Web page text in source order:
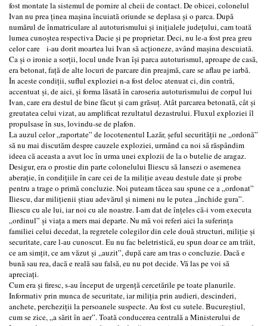
fost montate la sistemul de pornire al cheii de contact. De obicei, colonelul
Ivan nu prea ţinea maşina încuiată oriunde se deplasa şi o parca. După
numărul de înmatriculare al autoturismului şi iniţialele judeţului, cam toată
lumea cunoştea respectiva Dacie şi pe proprietar. Deci, nu le-a fost prea greu
celor care i-au dorit moartea lui Ivan să acţioneze, având maşina descuiată.
Ca şi o ironie a sorţii, locul unde Ivan îşi parca autoturismul, aproape de casă,
era betonat, faţă de alte locuri de parcare din preajmă, care se aflau pe iarbă.
În aceste condiţii, suflul exploziei n-a fost deloc atenuat ci, din contră,
accentuat şi, de aici, şi forma lăsată în caroseria autoturismului de corpul lui
Ivan, care era destul de bine făcut şi cam grăsuţ. Atât parcarea betonată, cât şi
greutatea celui vizat, au amplificat rezultatul dezastrului. Fluxul exploziei îl
propulsase în sus, lovindu-se de plafon.
La auzul celor „raportate” de locotenentul Lazăr, şeful securităţii ne „ordonă”
să nu mai discutăm despre cauzele exploziei, urmând ca noi să răspândim
ideea că aceasta a avut loc în urma unei explozii de la o butelie de aragaz.
Desigur, era o prostie din parte colonelului Iliescu să lansezi o asemenea
aberaţie, în condiţiile în care cei de la miliţie aveau destule date şi probe
pentru a trage o primă concluzie. Noi puteam tăcea sau spune ce a „ordonat”
Iliescu, dar miliţienii ştiau adevărul şi nimeni nu le putea „închide gura”.
Iliescu cu ale lui, iar noi cu ale noastre. I-am dat de înţeles că-i vom executa
„ordinul” şi viaţa a mers mai departe. Nu mă voi referi aici la suferinţa
familiei celui decedat, la regretele colegilor din cele două structuri, miliţie şi
securitate, care l-au cunoscut. Eu nu fac beletristică, eu spun doar ce am trăit,
ce am simţit, ce am văzut şi „auzit”, după care am tras o concluzie. Dacă e
bună sau rea, dacă e reală sau falsă, eu nu pot decide. Vă las pe voi să
apreciaţi.
Cum era şi firesc, s-au început de urgenţă cercetările pe toate planurile.
Informativ prin munca de securitate, iar miliţia prin audieri, descinderi,
anchete, percheziţii la persoanele suspecte. Au fost cu sutele. Bucureştiul,
cum se zice, „a sărit în aer”. Toată conducerea centrală a Ministerului de